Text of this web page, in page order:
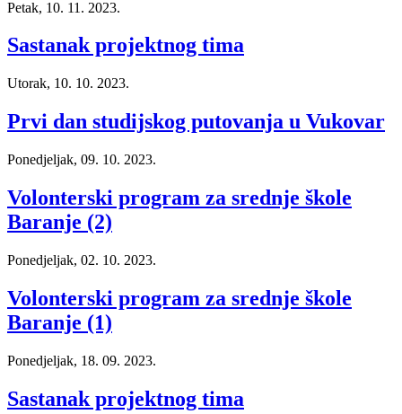
Petak, 10. 11. 2023.
Sastanak projektnog tima
Utorak, 10. 10. 2023.
Prvi dan studijskog putovanja u Vukovar
Ponedjeljak, 09. 10. 2023.
Volonterski program za srednje škole
Baranje (2)
Ponedjeljak, 02. 10. 2023.
Volonterski program za srednje škole
Baranje (1)
Ponedjeljak, 18. 09. 2023.
Sastanak projektnog tima